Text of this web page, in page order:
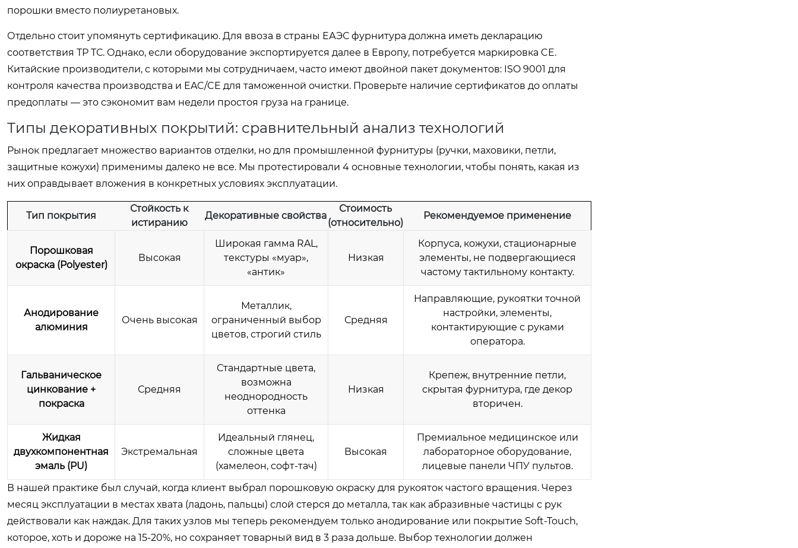
порошки вместо полиуретановых.
Отдельно стоит упомянуть сертификацию. Для ввоза в страны ЕАЭС фурнитура должна иметь декларацию
соответствия ТР ТС. Однако, если оборудование экспортируется далее в Европу, потребуется маркировка CE.
Китайские производители, с которыми мы сотрудничаем, часто имеют двойной пакет документов: ISO 9001 для
контроля качества производства и EAC/CE для таможенной очистки. Проверьте наличие сертификатов до оплаты
предоплаты — это сэкономит вам недели простоя груза на границе.
Типы декоративных покрытий: сравнительный анализ технологий
Рынок предлагает множество вариантов отделки, но для промышленной фурнитуры (ручки, маховики, петли,
защитные кожухи) применимы далеко не все. Мы протестировали 4 основные технологии, чтобы понять, какая из
них оправдывает вложения в конкретных условиях эксплуатации.
Тип покрытия
Стойкость к
истиранию
Декоративные свойства
Стоимость
(относительно)
Рекомендуемое применение
Порошковая
окраска (Polyester)
Высокая
Широкая гамма RAL,
текстуры «муар»,
«антик»
Низкая
Корпуса, кожухи, стационарные
элементы, не подвергающиеся
частому тактильному контакту.
Анодирование
алюминия
Очень высокая
Металлик,
ограниченный выбор
цветов, строгий стиль
Средняя
Направляющие, рукоятки точной
настройки, элементы,
контактирующие с руками
оператора.
Гальваническое
цинкование +
покраска
Средняя
Стандартные цвета,
возможна
неоднородность
оттенка
Низкая
Крепеж, внутренние петли,
скрытая фурнитура, где декор
вторичен.
Жидкая
двухкомпонентная
эмаль (PU)
Экстремальная
Идеальный глянец,
сложные цвета
(хамелеон, софт-тач)
Высокая
Премиальное медицинское или
лабораторное оборудование,
лицевые панели ЧПУ пультов.
В нашей практике был случай, когда клиент выбрал порошковую окраску для рукояток частого вращения. Через
месяц эксплуатации в местах хвата (ладонь, пальцы) слой стерся до металла, так как абразивные частицы с рук
действовали как наждак. Для таких узлов мы теперь рекомендуем только анодирование или покрытие Soft-Touch,
которое, хоть и дороже на 15-20%, но сохраняет товарный вид в 3 раза дольше. Выбор технологии должен